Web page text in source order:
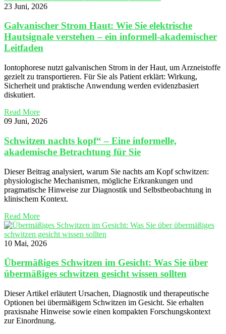
23 Juni, 2026
Galvanischer Strom Haut: Wie Sie elektrische
Hautsignale verstehen – ein informell-akademischer
Leitfaden
Iontophorese nutzt galvanischen Strom in der Haut, um Arzneistoffe
gezielt zu transportieren. Für Sie als Patient erklärt: Wirkung,
Sicherheit und praktische Anwendung werden evidenzbasiert
diskutiert.
Read More
09 Juni, 2026
Schwitzen nachts kopf“ – Eine informelle,
akademische Betrachtung für Sie
Dieser Beitrag analysiert, warum Sie nachts am Kopf schwitzen:
physiologische Mechanismen, mögliche Erkrankungen und
pragmatische Hinweise zur Diagnostik und Selbstbeobachtung in
klinischem Kontext.
Read More
10 Mai, 2026
Übermäßiges Schwitzen im Gesicht: Was Sie über
übermäßiges schwitzen gesicht wissen sollten
Dieser Artikel erläutert Ursachen, Diagnostik und therapeutische
Optionen bei übermäßigem Schwitzen im Gesicht. Sie erhalten
praxisnahe Hinweise sowie einen kompakten Forschungskontext
zur Einordnung.